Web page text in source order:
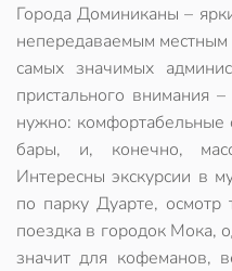
Города Доминиканы –
непередаваемым местным
самых значимых
пристального внимания
нужно: комфортабельные
бары, и, конечно,
Интересны экскурсии в
по парку Дуарте,
поездка в городок Мока,
значит для кофеманов,